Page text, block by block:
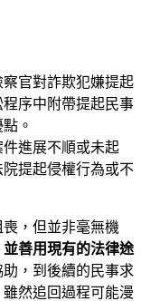
察官對詐欺犯嫌提起
序中附帶提起民事
。
進展不順或未起
提起侵權行為或不
，但並非毫無機
善用現有的法律途
，到後續的民事求
然追回過程可能漫